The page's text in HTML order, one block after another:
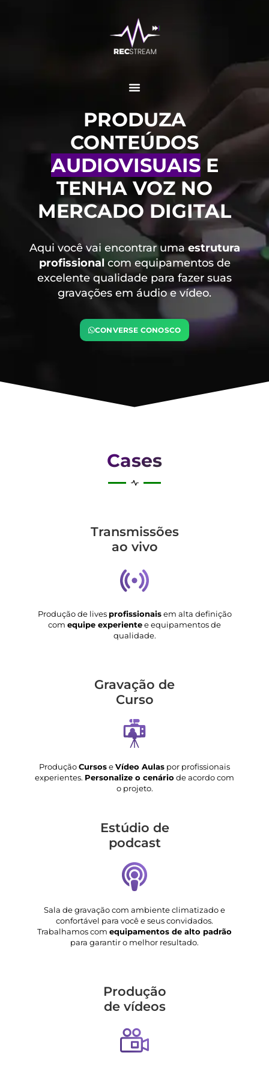
PRODUZA
CONTEÚDOS
AUDIOVISUAISE
TENHA VOZ NO
MERCADO DIGITAL
Aqui você vai encontrar uma estrutura
profissional com equipamentos de
excelente qualidade para fazer suas
gravações em áudio e vídeo.
CONVERSE CONOSCO
Cases
Transmis­sões
ao vivo
Produção de lives profissionaisem alta definição
com equipe experientee equipamentos de
qualidade.
Gravação de
Curso
ProduçãoCursoseVídeo Aulas por profissionais
experientes. Personalize o cenário de acordo com
o projeto.
Estúdio de
podcast
Sala de gravação com ambiente climatizado e
confortável para você e seus convidados.
Trabalhamos com equipamentos de alto padrão
para garantir o melhor resultado.
Produção
de vídeos